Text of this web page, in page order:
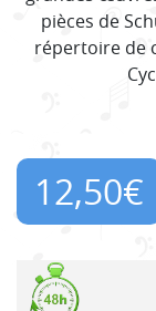
pièces de
répertoire de
12,50€